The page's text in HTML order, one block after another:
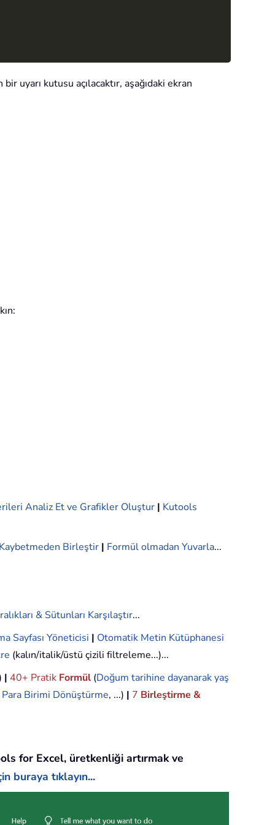
uyarı kutusu açılacaktır, aşağıdaki ekran
Analiz Et ve Grafikler Oluştur | Kutools
Birleştir | Formül olmadan Yuvarla...
& Sütunları Karşılaştır...
Sayfası Yöneticisi | Otomatik Metin Kütüphanesi
(kalın/italik/üstü çizili filtreleme...)...
| 40+ Pratik Formül (Doğum tarihine dayanarak yaş
Para Birimi Dönüştürme, ...) | 7 Birleştirme &
for Excel, üretkenliği artırmak ve
buraya tıklayın...